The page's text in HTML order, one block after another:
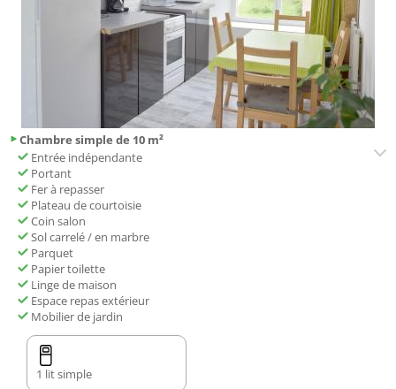
Chambre simple de 10 m²
Entrée indépendante
Portant
Fer à repasser
Plateau de courtoisie
Coin salon
Sol carrelé / en marbre
Parquet
Papier toilette
Linge de maison
Espace repas extérieur
Mobilier de jardin
1 lit simple